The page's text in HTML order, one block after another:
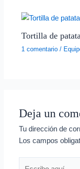
Tortilla de
1 comentario /
Deja un
Tu dirección de
Los campos